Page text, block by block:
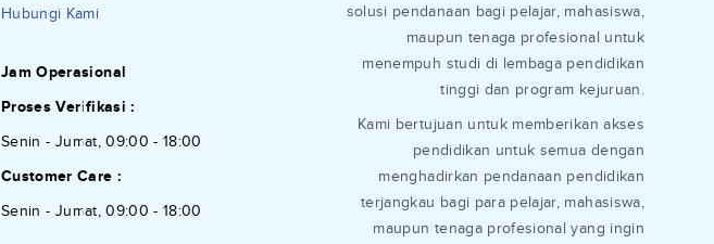
Hubungi Kami
Jam Operasional
Proses Verifikasi :
Senin - Jumat, 09:00 - 18:00
Customer Care :
Senin - Jumat, 09:00 - 18:00
solusi pendanaan bagi pelajar, mahasiswa,
maupun tenaga profesional untuk
menempuh studi di lembaga pendidikan
tinggi dan program kejuruan.
Kami bertujuan untuk memberikan akses
pendidikan untuk semua dengan
menghadirkan pendanaan pendidikan
terjangkau bagi para pelajar, mahasiswa,
maupun tenaga profesional yang ingin